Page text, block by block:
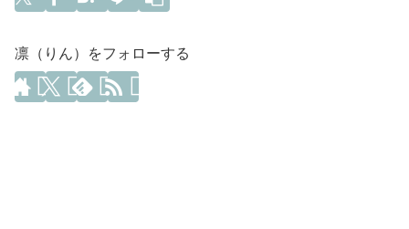
凛（りん）をフォローする